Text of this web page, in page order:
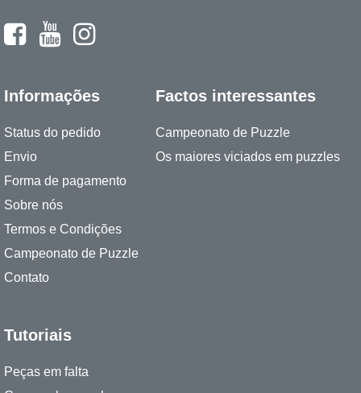
Informações
Status do pedido
Envio
Forma de pagamento
Sobre nós
Termos e Condições
Campeonato de Puzzle
Contato
Factos interessantes
Campeonato de Puzzle
Os maiores viciados em puzzles
Tutoriais
Peças em falta